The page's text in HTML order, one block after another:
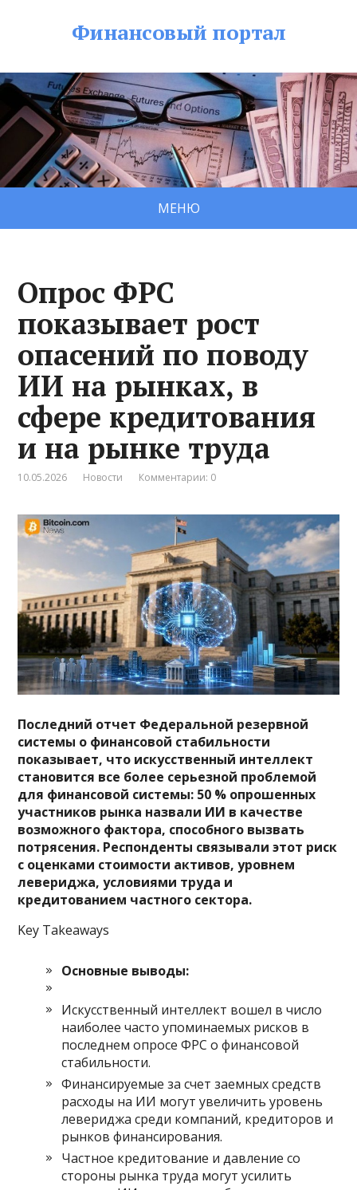
Финансовый портал
МЕНЮ
Опрос ФРС
показывает рост
опасений по поводу
ИИ на рынках, в
сфере кредитования
и на рынке труда
10.05.2026 Новости Комментарии: 0
Последний отчет Федеральной резервной
системы о финансовой стабильности
показывает, что искусственный интеллект
становится все более серьезной проблемой
для финансовой системы: 50 % опрошенных
участников рынка назвали ИИ в качестве
возможного фактора, способного вызвать
потрясения. Респонденты связывали этот риск
с оценками стоимости активов, уровнем
левериджа, условиями труда и
кредитованием частного сектора.
Key Takeaways
Основные выводы:
Искусственный интеллект вошел в число
наиболее часто упоминаемых рисков в
последнем опросе ФРС о финансовой
стабильности.
Финансируемые за счет заемных средств
расходы на ИИ могут увеличить уровень
левериджа среди компаний, кредиторов и
рынков финансирования.
Частное кредитование и давление со
стороны рынка труда могут усилить